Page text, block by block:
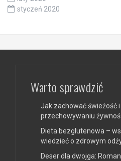
styczeń 2020
Warto sprawdzić
Jak zachować świeżość
przechowywaniu
Dieta bezglutenowa –
wiedzieć o zdrowym
Deser dla dwojga: